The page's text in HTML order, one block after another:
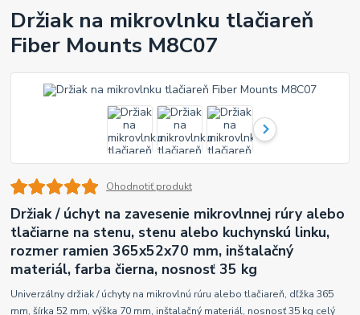
Držiak na mikrovlnku tlačiareň
Fiber Mounts M8C07
Ohodnotiť produkt
Držiak / úchyt na zavesenie mikrovlnnej rúry alebo
tlačiarne na stenu, stenu alebo kuchynskú linku,
rozmer ramien 365x52x70 mm, inštalačný
materiál, farba čierna, nosnosť 35 kg
Univerzálny držiak / úchyty na mikrovlnú rúru alebo tlačiareň, dľžka 365
mm, šírka 52 mm, výška 70 mm, inštalačný materiál, nosnosť 35 kg celý